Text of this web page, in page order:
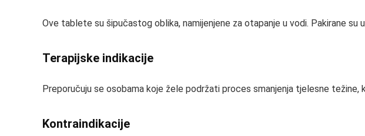
Ove tablete su šipučastog oblika, namijenjene za otapanje u vodi. Pakirane
Terapijske indikacije
Preporučuju se osobama koje žele podržati proces smanjenja tjelesne
Kontraindikacije